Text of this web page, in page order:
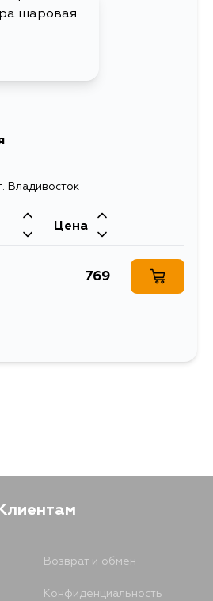
1430
1281
1281
Владивосток
Цена
769
Клиентам
Возврат и обмен
Конфиденциальность